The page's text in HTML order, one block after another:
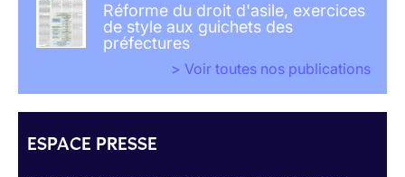
Réforme du droit d'asile, exercices
de style aux guichets des
préfectures
> Voir toutes nos publications
ESPACE PRESSE